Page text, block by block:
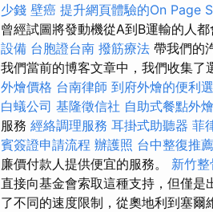
少錢 壁癌 提升網頁體驗的On Page
曾經試圖將發動機從A到B運輸的人
設備 台胞證台南 撥筋療法 帶我們的
我們當前的博客文章中，我們收集了
外燴價格 台南律師 到府外燴的便利
白蟻公司 基隆徵信社 自助式餐點外燴
服務 經絡調理服務 耳掛式助聽器 菲
賓簽證申請流程 辦護照 台中整復推
廉價付款人提供便宜的服務。 新竹
直接向基金會索取這種支持，但僅
了不同的速度限制，從奧地利到塞爾